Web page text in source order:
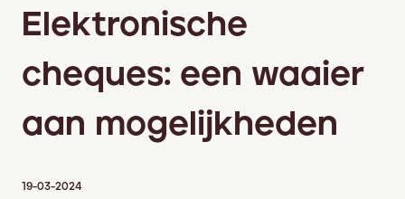
Elektronische
cheques: een waaier
aan mogelijkheden
19-03-2024